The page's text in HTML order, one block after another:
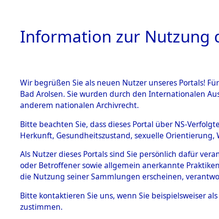
HOME
BESTÄNDE
Inhaftierungsdoku
mente
1.2.9 Beim ITS
verwahrte
1.2.9.1
Effekten aus
0001
Information zur Nutzung
Wir begrüßen Sie als neuen Nutzer unseres Portals!
Bad Arolsen. Sie wurden durch den Internationalen
anderem nationalen Archivrecht.
Bitte beachten Sie, dass dieses Portal über NS-
Herkunft, Gesundheitszustand, sexuelle
Als Nutzer dieses Portals sind Sie persönlich dafür
oder Betroffener sowie allgemein anerkannte
die Nutzung seiner Sammlungen erscheinen,
Bitte kontaktieren Sie uns, wenn Sie beispielsweiser
zustimmen.